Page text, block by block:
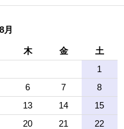
月
木 金
土
1
6 7
8
13 14
15
20 21
22